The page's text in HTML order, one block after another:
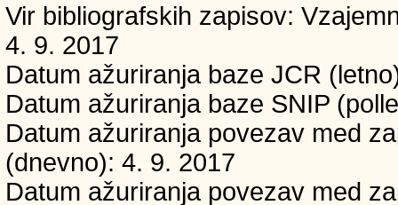
Vir bibliografskih zapisov:
4. 9. 2017
Datum ažuriranja baze JCR
Datum ažuriranja baze SNIP
Datum ažuriranja povezav med
(dnevno): 4. 9. 2017
Datum ažuriranja povezav med